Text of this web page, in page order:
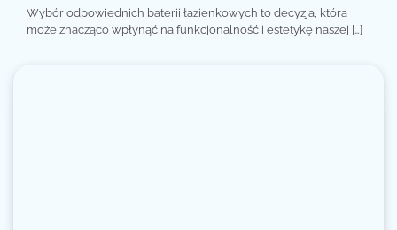
Wybór odpowiednich baterii łazienkowych to decyzja, która
może znacząco wpłynąć na funkcjonalność i estetykę naszej […]